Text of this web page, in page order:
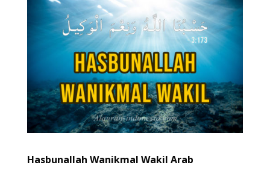
Hasbunallah Wanikmal Wakil Arab